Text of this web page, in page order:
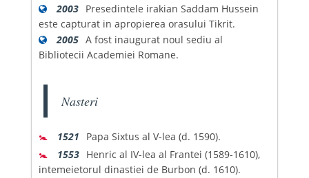
2003 Presedintele irakian Saddam Hussein
este capturat in apropierea orasului Tikrit.
2005 A fost inaugurat noul sediu al
Bibliotecii Academiei Romane.
Nasteri
🚼 1521 Papa Sixtus al V-lea (d. 1590).
🚼 1553 Henric al IV-lea al Frantei (1589-1610),
intemeietorul dinastiei de Burbon (d. 1610).